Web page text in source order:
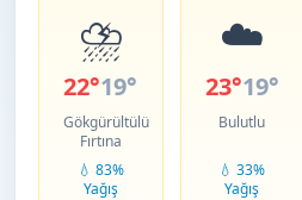
⛈️
22°19°
Gökgürültülü
Fırtına
💧 83%
Yağış
☁️
23°19°
Bulutlu
💧 33%
Yağış